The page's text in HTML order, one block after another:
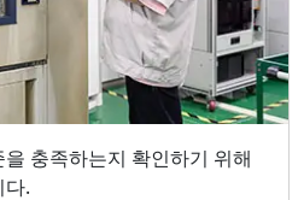
충족하는지 확인하기 위해
다.